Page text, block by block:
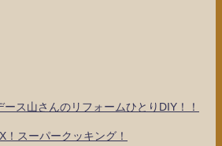
ス山さんのリフォームひとりDIY！！
！スーパークッキング！